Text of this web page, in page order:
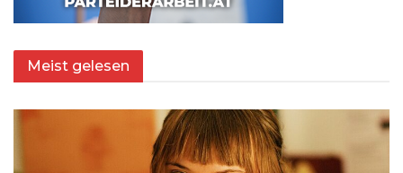
Meist gelesen